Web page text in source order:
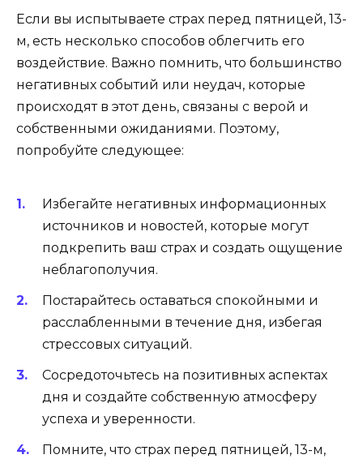
Если вы испытываете страх перед пятницей, 13-
м, есть несколько способов облегчить его
воздействие. Важно помнить, что большинство
негативных событий или неудач, которые
происходят в этот день, связаны с верой и
собственными ожиданиями. Поэтому,
попробуйте следующее:
Избегайте негативных информационных
источников и новостей, которые могут
подкрепить ваш страх и создать ощущение
неблагополучия.
Постарайтесь оставаться спокойными и
расслабленными в течение дня, избегая
стрессовых ситуаций.
Сосредоточьтесь на позитивных аспектах
дня и создайте собственную атмосферу
успеха и уверенности.
Помните, что страх перед пятницей, 13-м,